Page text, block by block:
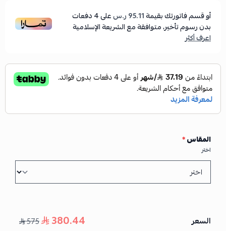
أو قسم فاتورتك بقيمة95.11 ر.س على4دفعات
بدون رسوم تأخير، متوافقة مع الشريعة الإسلامية
اعرف أكثر
المقاس*
اختر
السعر 380.44
575